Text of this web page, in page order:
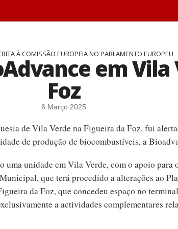
À COMISSÃO EUROPEIA NO PARLAMENTO EUROPEU
em
Foz
6 Março 2025
de Vila Verde na Figueira da Foz, fui
de produção de biocombustíveis, a
uma unidade em Vila Verde, com o apoio para
que terá procedido a alterações ao
da Foz, que concedeu espaço no
a actividades complementares